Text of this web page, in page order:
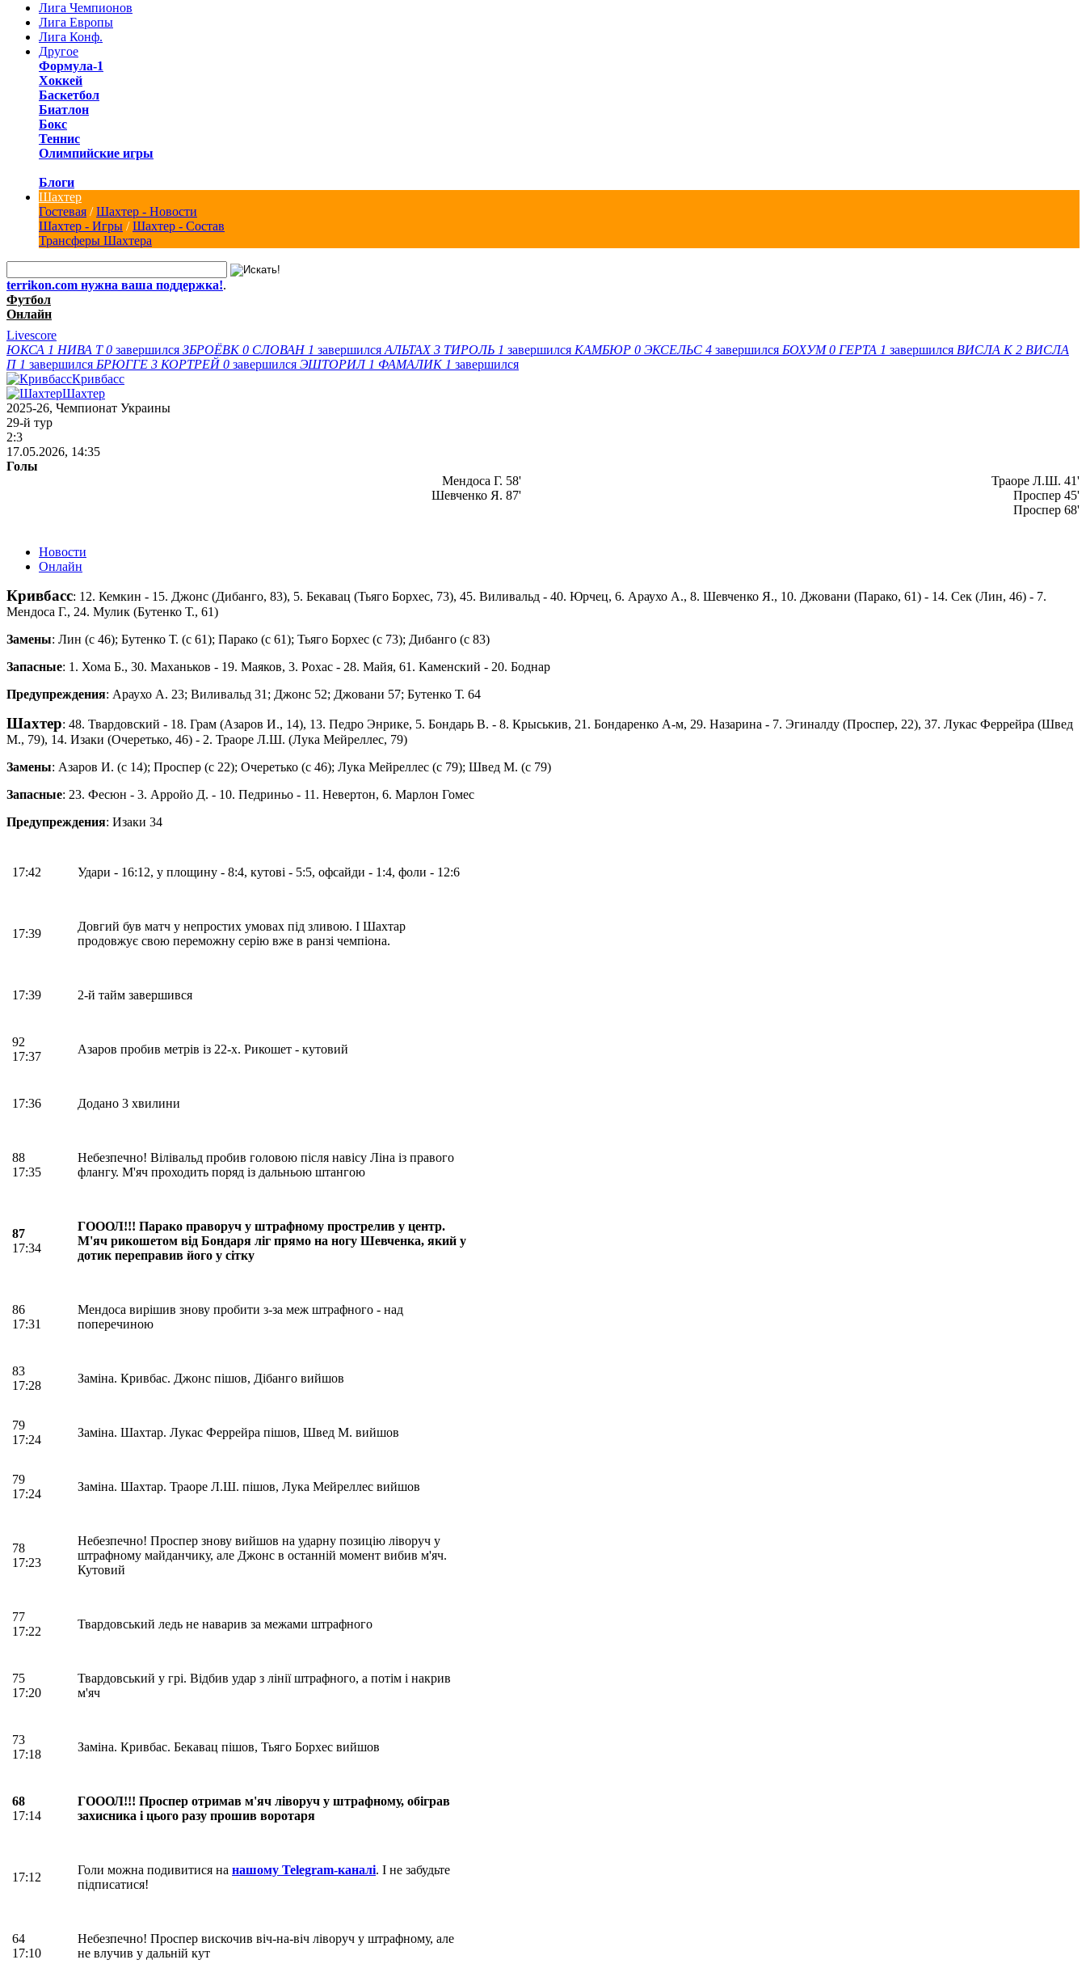
Лига Чемпионов
Лига Европы
Лига Конф.
Другое
Формула-1
Хоккей
Баскетбол
Биатлон
Бокс
Теннис
Олимпийские игры
Блоги
Шахтер
Гостевая /Шахтер - Новости
Шахтер - Игры /Шахтер - Состав
Трансферы Шахтера
terrikon.com нужна ваша поддержка!.
Футбол
Онлайн
Livescore
ЮКСА 1 НИВА Т 0 завершился ЗБРОЁВК 0 СЛОВАН 1 завершился АЛЬТАХ 3 ТИРОЛЬ 1 завершился КАМБЮР 0 ЭКСЕЛЬС 4 завершился БОХУМ 0 ГЕРТА 1 завершился ВИСЛА K 2 ВИСЛА
П 1 завершился БРЮГГЕ 3 КОРТРЕЙ 0 завершился ЭШТОРИЛ 1 ФАМАЛИК 1 завершился
Кривбасс
Шахтер
2025-26, Чемпионат Украины
29-й тур
2:3
17.05.2026, 14:35
Голы
Мендоса Г. 58'
Шевченко Я. 87'
Траоре Л.Ш. 41'
Проспер 45'
Проспер 68'
Новости
Онлайн
Кривбасс: 12. Кемкин - 15. Джонс (Дибанго, 83), 5. Бекавац (Тьяго Борхес, 73), 45. Виливальд - 40. Юрчец, 6. Араухо А., 8. Шевченко Я., 10. Джовани (Парако, 61) - 14. Сек (Лин, 46) - 7.
Мендоса Г., 24. Мулик (Бутенко Т., 61)
Замены: Лин (с 46); Бутенко Т. (с 61); Парако (с 61); Тьяго Борхес (с 73); Дибанго (с 83)
Запасные: 1. Хома Б., 30. Маханьков - 19. Маяков, 3. Рохас - 28. Майя, 61. Каменский - 20. Боднар
Предупреждения: Араухо А. 23; Виливальд 31; Джонс 52; Джовани 57; Бутенко Т. 64
Шахтер: 48. Твардовский - 18. Грам (Азаров И., 14), 13. Педро Энрике, 5. Бондарь В. - 8. Крыськив, 21. Бондаренко А-м, 29. Назарина - 7. Эгиналду (Проспер, 22), 37. Лукас Феррейра (Швед
М., 79), 14. Изаки (Очеретько, 46) - 2. Траоре Л.Ш. (Лука Мейреллес, 79)
Замены: Азаров И. (с 14); Проспер (с 22); Очеретько (с 46); Лука Мейреллес (с 79); Швед М. (с 79)
Запасные: 23. Фесюн - 3. Арройо Д. - 10. Педриньо - 11. Невертон, 6. Марлон Гомес
Предупреждения: Изаки 34
17:42 Удари - 16:12, у площину - 8:4, кутові - 5:5, офсайди - 1:4, фоли - 12:6
17:39
Довгий був матч у непростих умовах під зливою. І Шахтар
продовжує свою переможну серію вже в ранзі чемпіона.
17:39 2-й тайм завершився
92
17:37
Азаров пробив метрів із 22-х. Рикошет - кутовий
17:36 Додано 3 хвилини
88
17:35
Небезпечно! Вілівальд пробив головою після навісу Ліна із правого
флангу. М'яч проходить поряд із дальньою штангою
87
17:34
ГОООЛ!!! Парако праворуч у штрафному прострелив у центр.
М'яч рикошетом від Бондаря ліг прямо на ногу Шевченка, який у
дотик переправив його у сітку
86
17:31
Мендоса вирішив знову пробити з-за меж штрафного - над
поперечиною
83
17:28
Заміна. Кривбас. Джонс пішов, Дібанго вийшов
79
17:24
Заміна. Шахтар. Лукас Феррейра пішов, Швед М. вийшов
79
17:24
Заміна. Шахтар. Траоре Л.Ш. пішов, Лука Мейреллес вийшов
78
17:23
Небезпечно! Проспер знову вийшов на ударну позицію ліворуч у
штрафному майданчику, але Джонс в останній момент вибив м'яч.
Кутовий
77
17:22
Твардовський ледь не наварив за межами штрафного
75
17:20
Твардовський у грі. Відбив удар з лінії штрафного, а потім і накрив
м'яч
73
17:18
Заміна. Кривбас. Бекавац пішов, Тьяго Борхес вийшов
68
17:14
ГОООЛ!!! Проспер отримав м'яч ліворуч у штрафному, обіграв
захисника і цього разу прошив воротаря
17:12
Голи можна подивитися на нашому Telegram-каналі. І не забудьте
підписатися!
64
17:10
Небезпечно! Проспер вискочив віч-на-віч ліворуч у штрафному, але
не влучив у дальній кут